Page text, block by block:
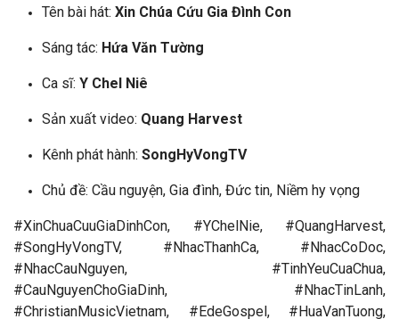
Tên bài hát: Xin Chúa Cứu Gia Đình Con
Sáng tác: Hứa Văn Tường
Ca sĩ: Y Chel Niê
Sản xuất video: Quang Harvest
Kênh phát hành: SongHyVongTV
Chủ đề: Cầu nguyện, Gia đình, Đức tin, Niềm hy vọng
#XinChuaCuuGiaDinhCon, #YChelNie, #QuangHarvest,
#SongHyVongTV, #NhacThanhCa, #NhacCoDoc,
#NhacCauNguyen, #TinhYeuCuaChua,
#CauNguyenChoGiaDinh, #NhacTinLanh,
#ChristianMusicVietnam, #EdeGospel, #HuaVanTuong,